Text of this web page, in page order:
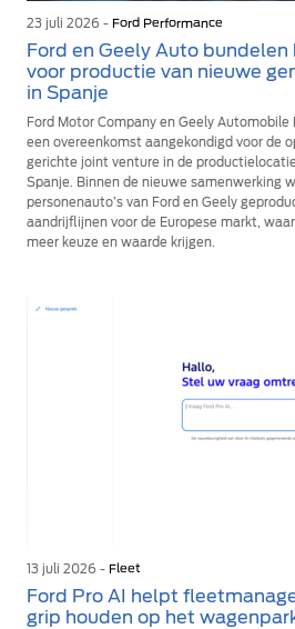
23 juli 2026 - Ford Performance
Ford en Geely Auto bundelen
voor productie van nieuwe
in Spanje
Ford Motor Company en Geely
een overeenkomst aangekondigd voor de
gerichte joint venture in de
Spanje. Binnen de nieuwe samenwerking
personenauto’s van Ford en Geely
aandrijflijnen voor de Europese markt,
meer keuze en waarde krijgen.
13 juli 2026 - Fleet
Ford Pro AI helpt
grip houden op het